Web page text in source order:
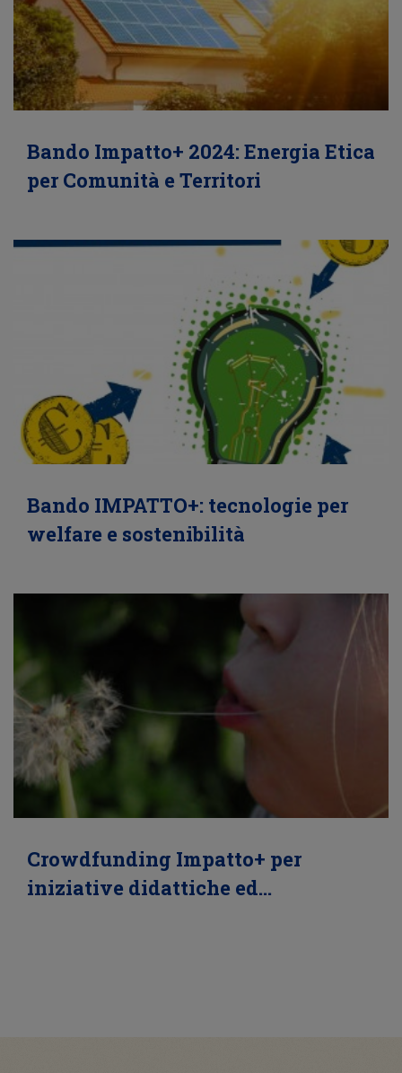
Bando Impatto+ 2024: Energia Etica
per Comunità e Territori
Bando IMPATTO+: tecnologie per
welfare e sostenibilità
Crowdfunding Impatto+ per
iniziative didattiche ed…